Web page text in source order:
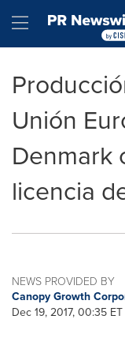
Hamburger
Unión
Denmark
licencia
NEWS PROVIDED BY
Canopy Growth
Dec 19, 2017, 00:35 ET